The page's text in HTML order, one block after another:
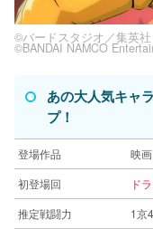
©バードスタジオ／集英
©BANDAI NAMCO
あの大人気キャ
プ！
登場作品
映
初登場回
ド
推定戦闘力
1京